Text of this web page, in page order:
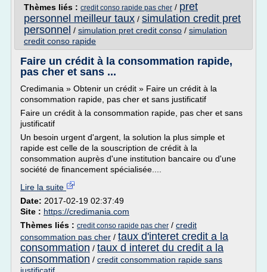
Thèmes liés : credit conso rapide pas cher / pret
personnel meilleur taux / simulation credit pret
personnel / simulation pret credit conso / simulation
credit conso rapide
Faire un crédit à la consommation rapide,
pas cher et sans ...
Credimania » Obtenir un crédit » Faire un crédit à la
consommation rapide, pas cher et sans justificatif
Faire un crédit à la consommation rapide, pas cher et sans
justificatif
Un besoin urgent d'argent, la solution la plus simple et
rapide est celle de la souscription de crédit à la
consommation auprès d'une institution bancaire ou d'une
société de financement spécialisée....
Lire la suite
Date: 2017-02-19 02:37:49
Site : https://credimania.com
Thèmes liés : credit conso rapide pas cher / credit
consommation pas cher / taux d'interet credit a la
consommation / taux d interet du credit a la
consommation / credit consommation rapide sans